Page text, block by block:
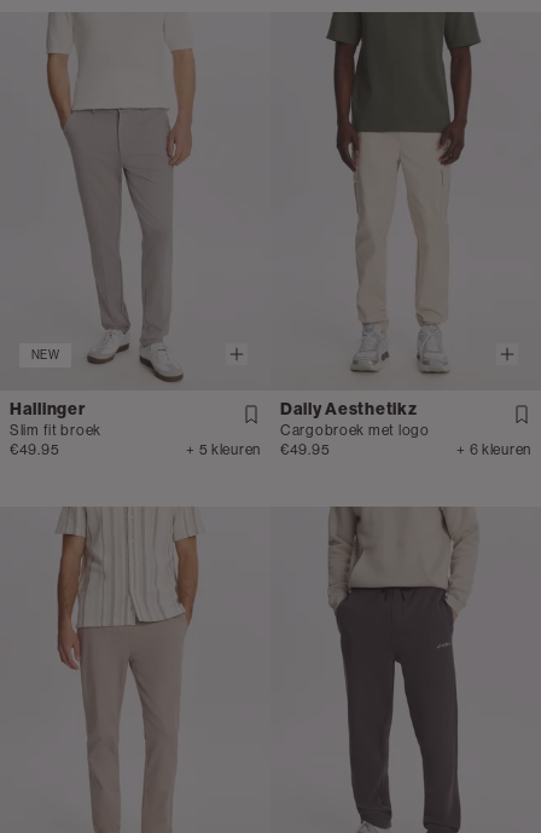
NEW
Hallinger
Slim fit broek
€49.95
+ 5 kleuren
Daily Aesthetikz
Cargobroek met logo
€49.95
+ 6 kleuren